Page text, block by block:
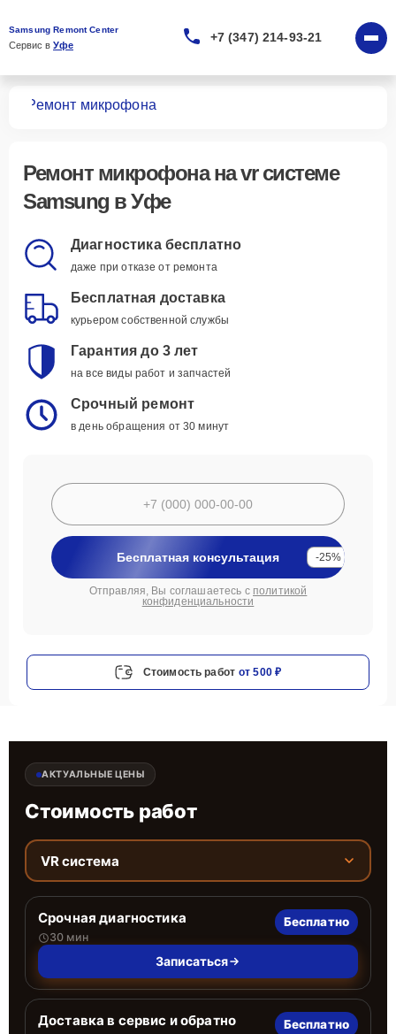
Samsung Remont Center
Сервис в Уфе
+7 (347) 214-93-21
Ремонт микрофона
Ремонт микрофонана vr системе
Samsung в Уфе
Диагностика бесплатно
даже при отказе от ремонта
Бесплатная доставка
курьером собственной службы
Гарантия до 3 лет
на все виды работ и запчастей
Срочный ремонт
в день обращения от 30 минут
Бесплатная консультация -25%
Отправляя, Вы соглашаетесь с политикой
конфиденциальности
Стоимость работ от 500 ₽
АКТУАЛЬНЫЕ ЦЕНЫ
Стоимость работ
VR система
Срочная диагностика
30 мин
Бесплатно
Записаться
Доставка в сервис и обратно Бесплатно